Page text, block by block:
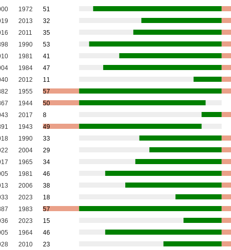
1972
51
2013
32
2011
35
1990
53
1981
41
1984
47
2012
11
1955
57
1944
50
2017
8
1943
49
1990
33
2004
29
1965
34
1981
46
2006
38
2023
18
1983
57
2023
15
1964
46
2010
23